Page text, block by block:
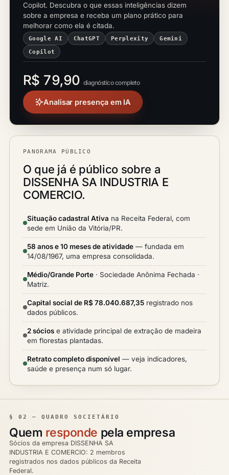
Copilot. Descubra o que essas inteligências dizem
sobre a empresa e receba um plano prático para
melhorar como ela é citada.
Google AI ChatGPT Perplexity Gemini
Copilot
R$ 79,90 diagnóstico completo
Analisar presença em IA
PANORAMA PÚBLICO
O que já é público sobre a
DISSENHA SA INDUSTRIA E
COMERCIO.
Situação cadastral Ativa na Receita Federal, com
sede em União da Vitória/PR.
58 anos e 10 meses de atividade — fundada em
14/08/1967, uma empresa consolidada.
Médio/Grande Porte · Sociedade Anônima Fechada ·
Matriz.
Capital social de R$ 78.040.687,35 registrado nos
dados públicos.
2 sócios e atividade principal de extração de madeira
em florestas plantadas.
Retrato completo disponível — veja indicadores,
saúde e presença num só lugar.
§ 02 — QUADRO SOCIETÁRIO
Quem responde pela empresa
Sócios da empresa DISSENHA SA
INDUSTRIA E COMERCIO: 2 membros
registrados nos dados públicos da Receita
Federal.